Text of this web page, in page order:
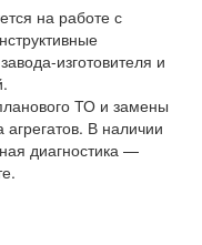
на работе с
изготовителя и
ТО и замены
В наличии
диагностика —